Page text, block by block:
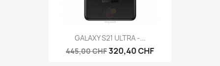
GALAXY S21 ULTRA -...
445,00 CHF320,40 CHF